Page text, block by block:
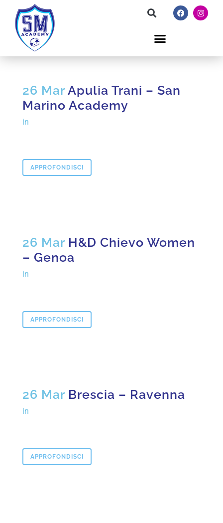
26 Mar Apulia Trani – San
Marino Academy
in
APPROFONDISCI
26 Mar H&D Chievo Women
– Genoa
in
APPROFONDISCI
26 Mar Brescia – Ravenna
in
APPROFONDISCI